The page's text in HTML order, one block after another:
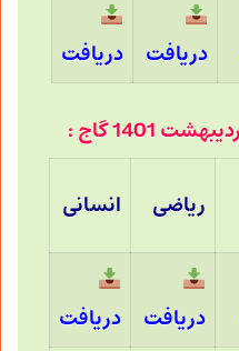
دریافت دریافت
ریاضی انسانی
دریافت دریافت